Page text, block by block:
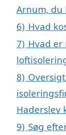
Arnum,
6) Hvad
7) Hvad er
8)
Haderslev
9) Søg